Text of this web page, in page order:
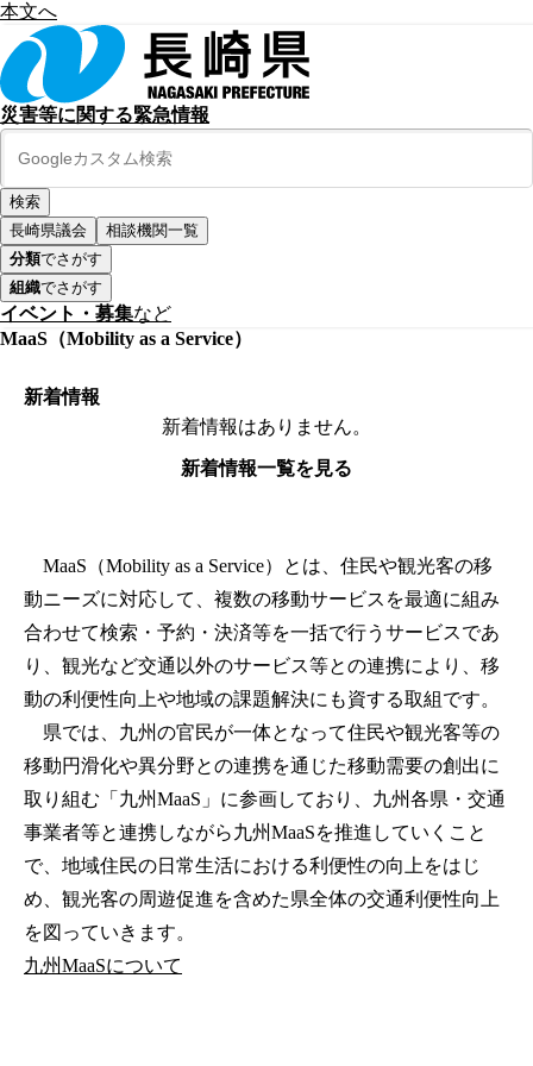
本文へ
災害等に関する緊急情報
長崎県議会
相談機関一覧
分類でさがす
組織でさがす
イベント・募集など
MaaS（Mobility as a Service）
新着情報
新着情報はありません。
新着情報一覧を見る
MaaS（Mobility as a Service）とは、住民や観光客の移
動ニーズに対応して、複数の移動サービスを最適に組み
合わせて検索・予約・決済等を一括で行うサービスであ
り、観光など交通以外のサービス等との連携により、移
動の利便性向上や地域の課題解決にも資する取組です。
県では、九州の官民が一体となって住民や観光客等の
移動円滑化や異分野との連携を通じた移動需要の創出に
取り組む「九州MaaS」に参画しており、九州各県・交通
事業者等と連携しながら九州MaaSを推進していくこと
で、地域住民の日常生活における利便性の向上をはじ
め、観光客の周遊促進を含めた県全体の交通利便性向上
を図っていきます。
九州MaaSについて